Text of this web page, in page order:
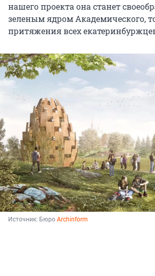
нашего проекта она станет
зеленым ядром Академического,
притяжения всех
Источник: Бюро Archinform